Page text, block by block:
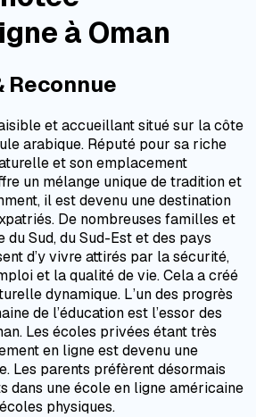
à Oman
Reconnue
et accueillant situé sur la côte
arabique. Réputé pour sa riche
et son emplacement
un mélange unique de tradition et
il est devenu une destination
De nombreuses familles et
du Sud, du Sud-Est et des pays
d’y vivre attirés par la sécurité,
et la qualité de vie. Cela a créé
dynamique. L’un des progrès
de l’éducation est l’essor des
Les écoles privées étant très
en ligne est devenu une
Les parents préfèrent désormais
dans une école en ligne américaine
physiques.